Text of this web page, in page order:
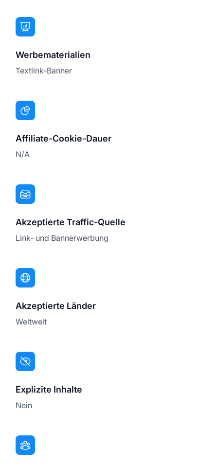
Werbematerialien
Textlink-Banner
Affiliate-Cookie-Dauer
N/A
Akzeptierte Traffic-Quelle
Link- und Bannerwerbung
Akzeptierte Länder
Weltweit
Explizite Inhalte
Nein